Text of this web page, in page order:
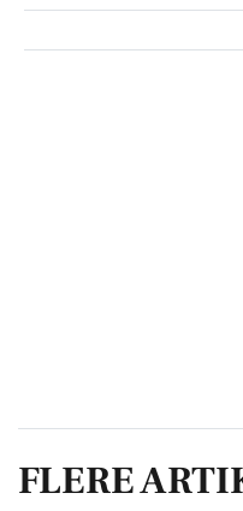
FLERE